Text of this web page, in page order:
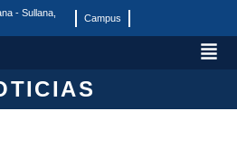
- Sullana,
Campus